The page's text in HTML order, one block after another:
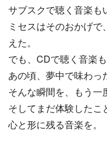
サブスクで聴く音楽も
ミセスはそのおかげ
えた。
でも、CDで聴く音楽も
あの頃、夢中で味わっ
そんな瞬間を、もう一
そしてまだ体験したこ
心と形に残る音楽を。